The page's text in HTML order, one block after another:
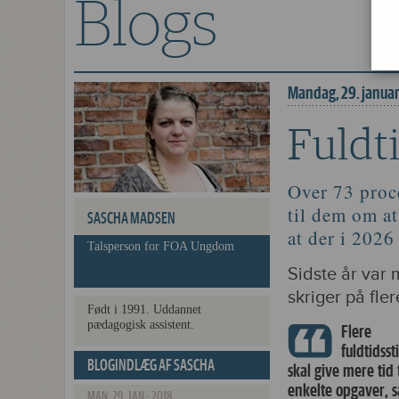
Fuldtid er en del
Blogs
SASCHA MADSEN
Talsperson for FOA Ungdom
Født i 1991. Uddannet
pædagogisk assistent.
BLOGINDLÆG AF SASCHA
MADSEN
Mandag, 29.
Over 73
til dem om
at der i
Sidste år var
skriger på
Flere
skal give mere tid
enkelte opgaver,